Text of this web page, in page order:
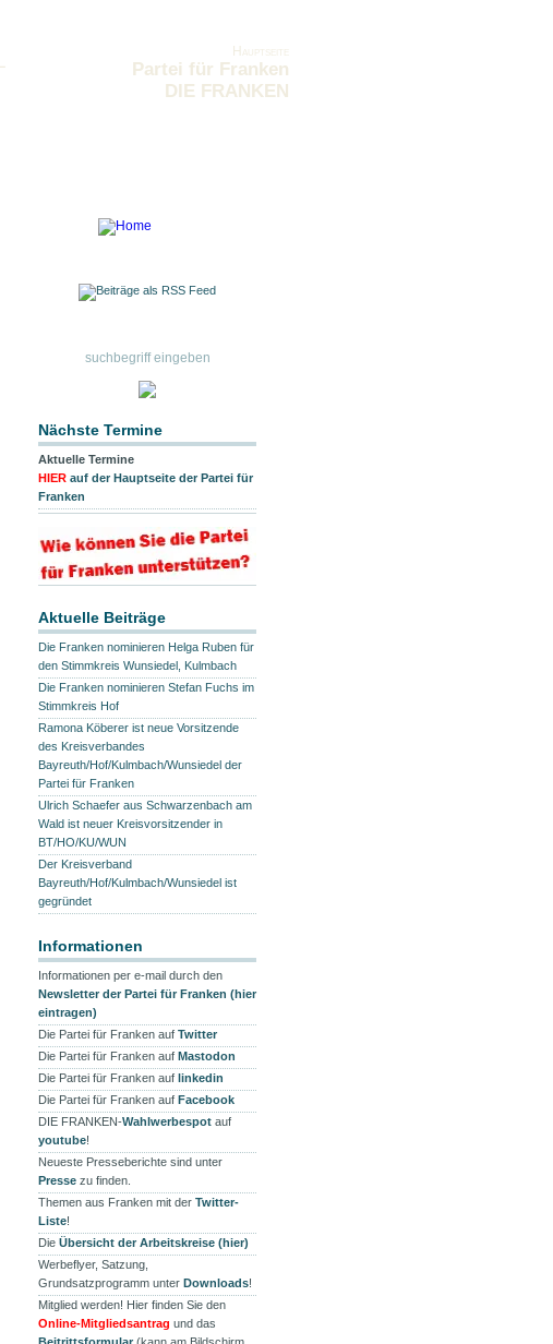
Hauptseite
Partei für Franken
DIE FRANKEN
Nächste Termine
Aktuelle Termine
HIER auf der Hauptseite der Partei für
Franken
Aktuelle Beiträge
Die Franken nominieren Helga Ruben für
den Stimmkreis Wunsiedel, Kulmbach
Die Franken nominieren Stefan Fuchs im
Stimmkreis Hof
Ramona Köberer ist neue Vorsitzende
des Kreisverbandes
Bayreuth/Hof/Kulmbach/Wunsiedel der
Partei für Franken
Ulrich Schaefer aus Schwarzenbach am
Wald ist neuer Kreisvorsitzender in
BT/HO/KU/WUN
Der Kreisverband
Bayreuth/Hof/Kulmbach/Wunsiedel ist
gegründet
Informationen
Informationen per e-mail durch den
Newsletter der Partei für Franken (hier
eintragen)
Die Partei für Franken auf Twitter
Die Partei für Franken auf Mastodon
Die Partei für Franken auf linkedin
Die Partei für Franken auf Facebook
DIE FRANKEN-Wahlwerbespot auf
youtube!
Neueste Presseberichte sind unter
Presse zu finden.
Themen aus Franken mit der Twitter-
Liste!
Die Übersicht der Arbeitskreise (hier)
Werbeflyer, Satzung,
Grundsatzprogramm unter Downloads!
Mitglied werden! Hier finden Sie den
Online-Mitgliedsantrag und das